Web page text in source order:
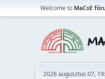
Welcome to MaCsE
2026 augusztus 07,